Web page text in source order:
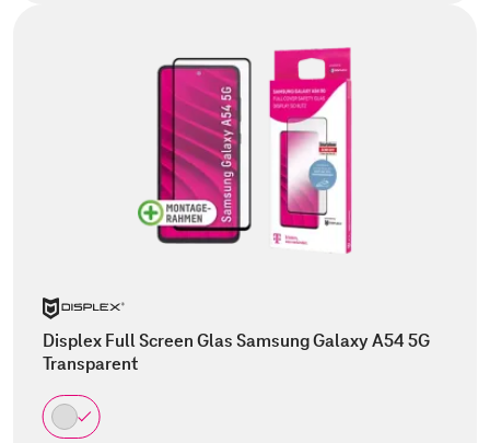
Displex Full Screen Glas Samsung Galaxy A54 5G
Transparent